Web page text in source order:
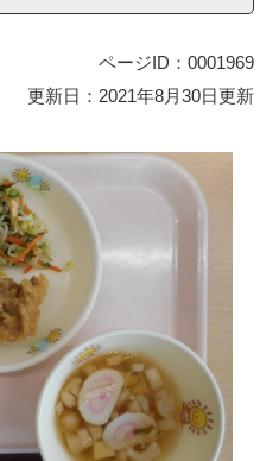
ページID：0001969
更新日：2021年8月30日更新